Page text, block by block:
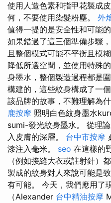
使用人造色素和指甲花製成
何，不​​要使用染髮粉塵。 外
值得一提的是安全性和可能
如果錯過了這三個準備步驟
且整個模式可能不平衡且模糊
降低所選空間，並使用特殊
身墨水，整個製造過程都是
構建的，這些紋身構成了一
該品牌的故事，不難理解為
鹿按摩 照明白色紋身墨水
sumi-發光紋身墨水。 從理
入皮膚的深層。 台中市按摩
漆注入毫米。 seo 在這樣的
（例如接縫大衣或註射針）
製成的紋身對人來說可能是
有可能。 今天，我們應用了
（Alexander 台中精油按摩